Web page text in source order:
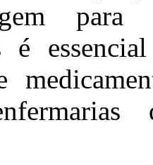
para
é